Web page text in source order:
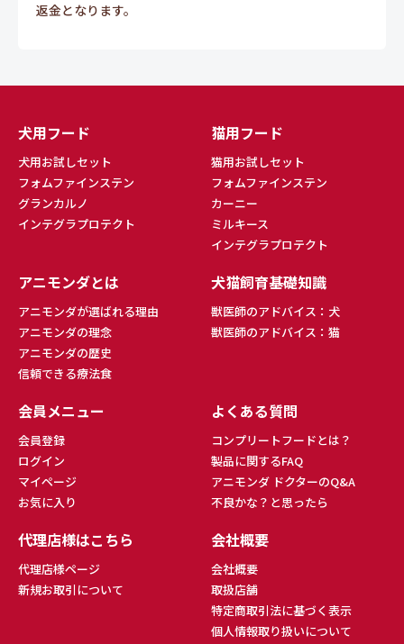
返金となります。
犬用フード
犬用お試しセット
フォムファインステン
グランカルノ
インテグラプロテクト
猫用フード
猫用お試しセット
フォムファインステン
カーニー
ミルキース
インテグラプロテクト
アニモンダとは
アニモンダが選ばれる理由
アニモンダの理念
アニモンダの歴史
信頼できる療法食
犬猫飼育基礎知識
獣医師のアドバイス：犬
獣医師のアドバイス：猫
会員メニュー
会員登録
ログイン
マイページ
お気に入り
よくある質問
コンプリートフードとは？
製品に関するFAQ
アニモンダ ドクターのQ&A
不良かな？と思ったら
代理店様はこちら
代理店様ページ
新規お取引について
会社概要
会社概要
取扱店舗
特定商取引法に基づく表示
個人情報取り扱いについて